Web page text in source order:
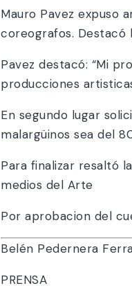
Mauro Pavez expuso
coreografos. Destacó
Pavez destacó: “Mi
producciones
En segundo lugar
malargüinos sea del
Para finalizar resaltó
medios del Arte
Por aprobacion del
Belén Pedernera
PRENSA